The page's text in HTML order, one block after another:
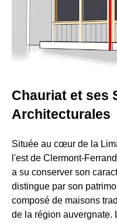
Chauriat et ses
Architecturales
Située au cœur de la
l'est de Clermont-
a su conserver son
distingue par son
composé de maisons
de la région auvergnate.